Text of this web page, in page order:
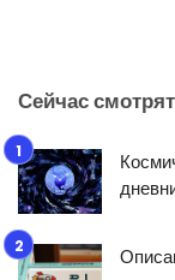
Сейчас смотрят